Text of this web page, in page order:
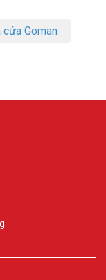
cửa Goman